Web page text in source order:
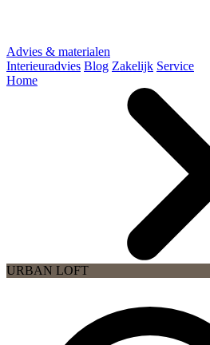
Advies & materialen
Interieuradvies Blog Zakelijk Service
Home
URBAN LOFT